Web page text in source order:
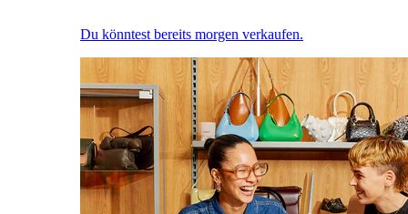
Du könntest bereits morgen verkaufen.